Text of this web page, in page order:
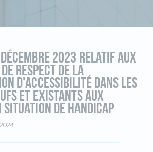
2023 relatif aux
respect de la
d'accessibilité dans les
et existants aux
situation de handicap